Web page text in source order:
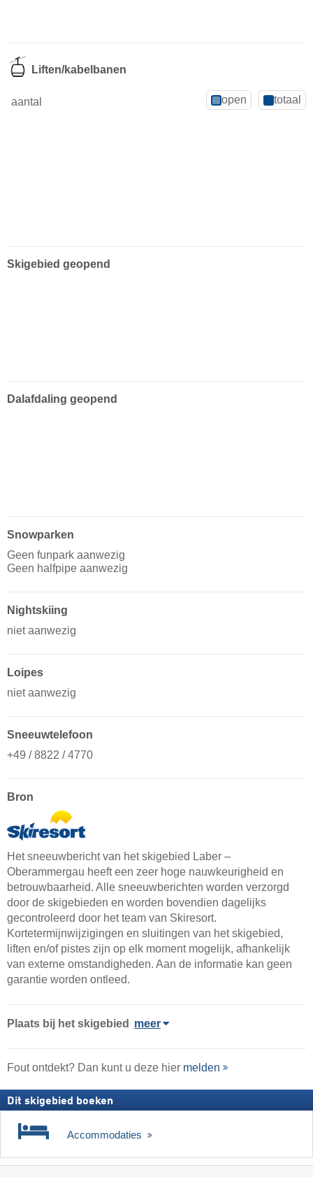
Liften/kabelbanen
aantal open totaal
Skigebied geopend
Dalafdaling geopend
Snowparken
Geen funpark aanwezig
Geen halfpipe aanwezig
Nightskiing
niet aanwezig
Loipes
niet aanwezig
Sneeuwtelefoon
+49 / 8822 / 4770
Bron
Het sneeuwbericht van het skigebied Laber –
Oberammergau heeft een zeer hoge nauwkeurigheid en
betrouwbaarheid. Alle sneeuwberichten worden verzorgd
door de skigebieden en worden bovendien dagelijks
gecontroleerd door het team van Skiresort.
Kortetermijnwijzigingen en sluitingen van het skigebied,
liften en/of pistes zijn op elk moment mogelijk, afhankelijk
van externe omstandigheden. Aan de informatie kan geen
garantie worden ontleed.
Plaats bij het skigebied meer
Fout ontdekt? Dan kunt u deze hier melden
Dit skigebied boeken
Accommodaties